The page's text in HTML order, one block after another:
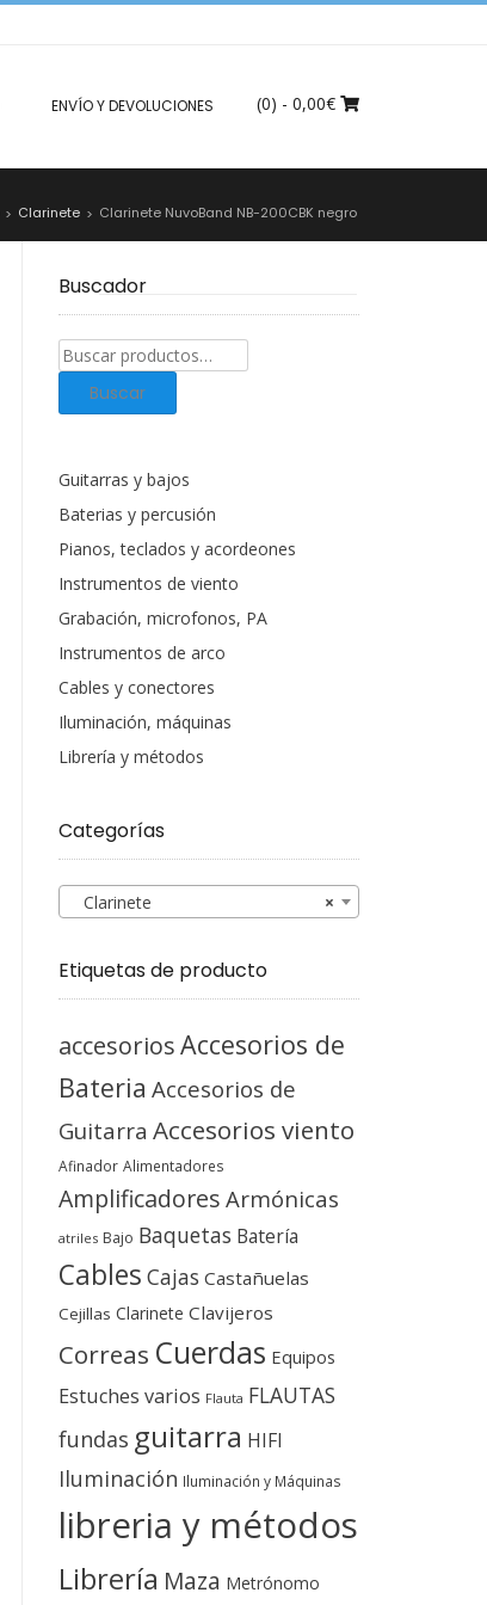
ENVÍO Y DEVOLUCIONES (0) - 0,00€
> Clarinete > Clarinete NuvoBand NB-200CBK negro
Buscador
Buscar
productos:
Buscar
Guitarras y bajos
Baterias y percusión
Pianos, teclados y acordeones
Instrumentos de viento
Grabación, microfonos, PA
Instrumentos de arco
Cables y conectores
Iluminación, máquinas
Librería y métodos
Categorías
×
Clarinete
Etiquetas de producto
accesoriosAccesorios de
Bateria Accesorios de
Guitarra Accesorios viento
Afinador Alimentadores
Amplificadores Armónicas
atriles Bajo Baquetas Batería
Cables Cajas Castañuelas
Cejillas Clarinete Clavijeros
Correas Cuerdas Equipos
Estuches varios Flauta FLAUTAS
fundas guitarra HIFI
Iluminación Iluminación y Máquinas
libreria y métodos
Librería Maza Metrónomo